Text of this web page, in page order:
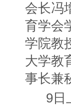
会长冯
育学会
学院教
大学教
事长兼
9日